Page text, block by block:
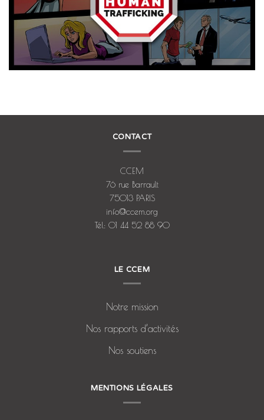
CONTACT
CCEM
76 rue Barrault
75013 PARIS
info@ccem.org
Tél: 01 44 52 88 90
LE CCEM
Notre mission
Nos rapports d’activités
Nos soutiens
MENTIONS LÉGALES